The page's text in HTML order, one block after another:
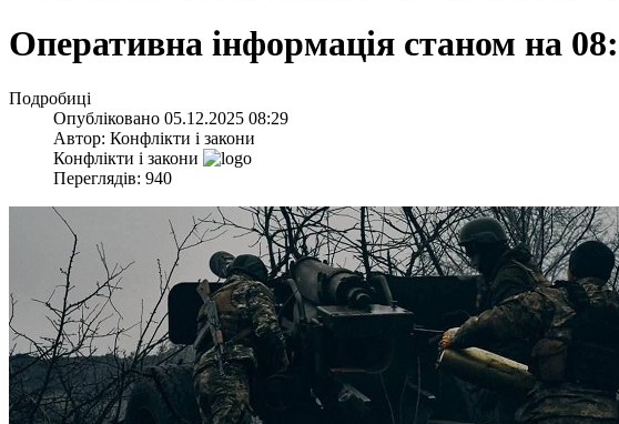
​Оперативна інформація станом на
Подробиці
Опубліковано 05.12.2025 08:29
Автор: Конфлікти і закони
Конфлікти і закони
Переглядів: 940